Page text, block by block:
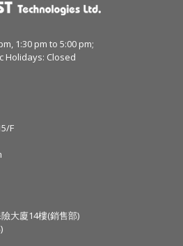
1:30 pm to 5:00 pm;
Holidays: Closed
F
大廈14樓(銷售部)